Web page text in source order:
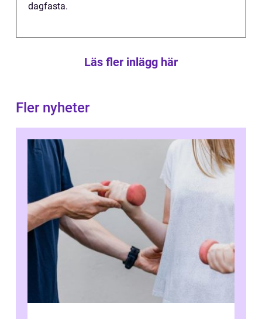
dagfasta.
Läs fler inlägg här
Fler nyheter